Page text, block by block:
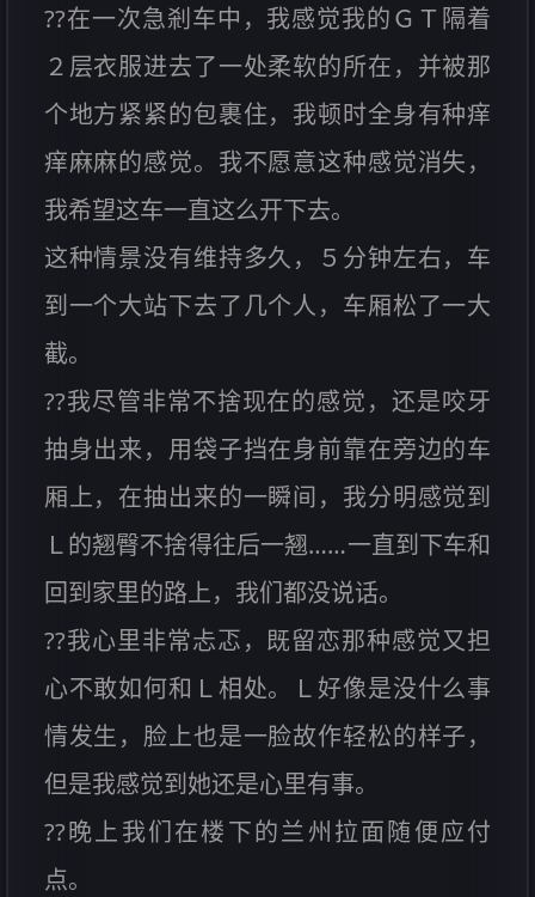
??在一次急剎车中，我感觉我的ＧＴ隔着
２层衣服进去了一处柔软的所在，并被那
个地方紧紧的包裹住，我顿时全身有种痒
痒麻麻的感觉。我不愿意这种感觉消失，
我希望这车一直这么开下去。
这种情景没有维持多久，５分钟左右，车
到一个大站下去了几个人，车厢松了一大
截。
??我尽管非常不捨现在的感觉，还是咬牙
抽身出来，用袋子挡在身前靠在旁边的车
厢上，在抽出来的一瞬间，我分明感觉到
Ｌ的翘臀不捨得往后一翘……一直到下车和
回到家里的路上，我们都没说话。
??我心里非常忐忑，既留恋那种感觉又担
心不敢如何和Ｌ相处。Ｌ好像是没什么事
情发生，脸上也是一脸故作轻松的样子，
但是我感觉到她还是心里有事。
??晚上我们在楼下的兰州拉面随便应付
点。